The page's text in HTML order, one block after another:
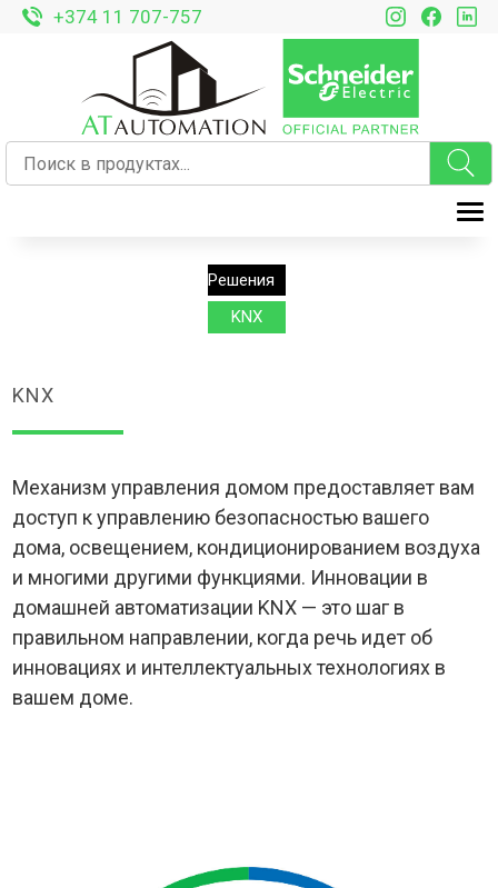
+374 11 707-757
Решения
KNX
KNX
Механизм управления домом предоставляет вам
доступ к управлению безопасностью вашего
дома, освещением, кондиционированием воздуха
и многими другими функциями. Инновации в
домашней автоматизации KNX — это шаг в
правильном направлении, когда речь идет об
инновациях и интеллектуальных технологиях в
вашем доме.